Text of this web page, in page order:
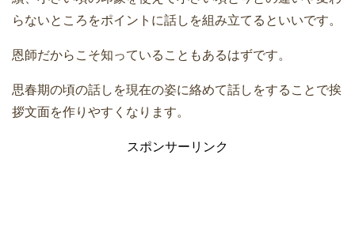
らないところをポイントに話しを組み立てるといいです。
恩師だからこそ知っていることもあるはずです。
思春期の頃の話しを現在の姿に絡めて話しをすることで挨
拶文面を作りやすくなります。
スポンサーリンク